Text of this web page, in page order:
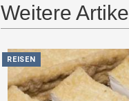
Weitere Artikel
REISEN